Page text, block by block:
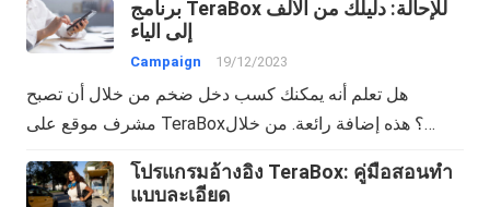
برنامج TeraBox للإحالة: دليلك من الألف
إلى الياء
Campaign 19/12/2023
هل تعلم أنه يمكنك كسب دخل ضخم من خلال أن تصبح
مشرف موقع على TeraBox؟ هذه إضافة رائعة. من خلال…
โปรแกรมอ้างอิง TeraBox: คู่มือสอนทำ
แบบละเอียด